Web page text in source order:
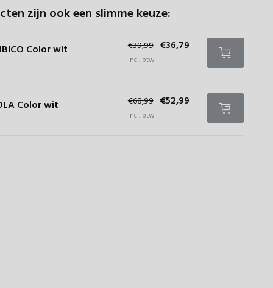
zijn ook een slimme keuze:
Color wit €39,99 €36,79
Incl. btw
Color wit €68,99 €52,99
Incl. btw